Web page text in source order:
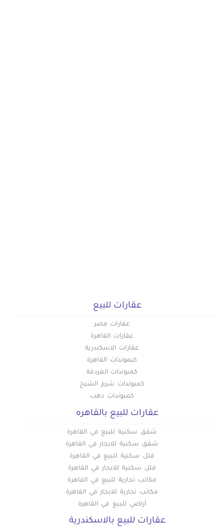
عقارات للبيع
عقارات مصر
عقارات القاهرة
عقارات الاسكندرية
كبموندات القاهرة
كمبوندات الغردقة
كمبوندات شرم الشيخ
كمبوندات دهب
عقارات للبيع بالقاهره
شقق سكنية للبيع في القاهرة
شقق سكنية للايجار في القاهرة
فلل سكنية للبيع في القاهرة
فلل سكنية للايجار في القاهرة
مكاتب تجارية للبيع في القاهرة
مكاتب تجارية للايجار في القاهرة
أراضي للبيع في القاهرة
عقارات للبيع بالاسكندرية